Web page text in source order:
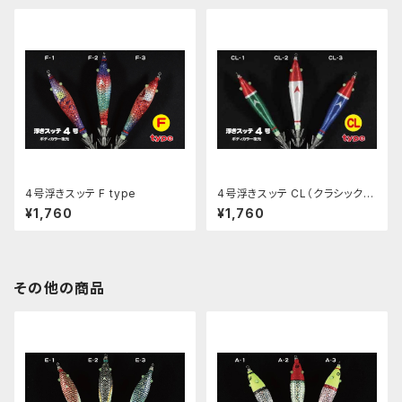
4号浮きスッテ F type
¥1,760
4号浮きスッテ CL（クラシック）
type
¥1,760
その他の商品